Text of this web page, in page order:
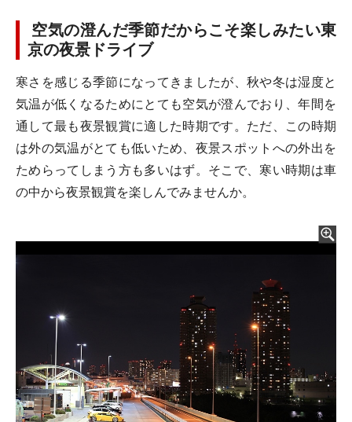
空気の澄んだ季節だからこそ楽しみたい東
京の夜景ドライブ
寒さを感じる季節になってきましたが、秋や冬は湿度と
気温が低くなるためにとても空気が澄んでおり、年間を
通して最も夜景観賞に適した時期です。ただ、この時期
は外の気温がとても低いため、夜景スポットへの外出を
ためらってしまう方も多いはず。そこで、寒い時期は車
の中から夜景観賞を楽しんでみませんか。